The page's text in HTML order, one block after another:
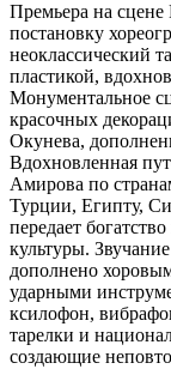
Премьера на
постановку
неоклассический
пластикой,
Монументальное
красочных
Окунева,
Вдохновленная
Амирова по
Турции, Египту,
передает
культуры.
дополнено
ударными
ксилофон,
тарелки и
создающие